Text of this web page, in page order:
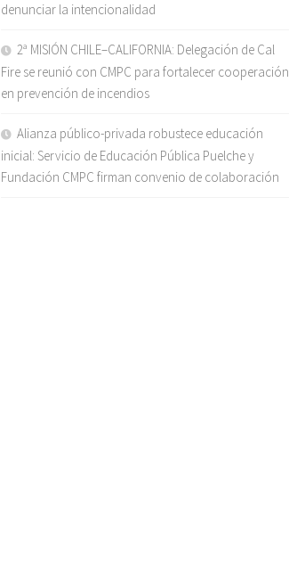
denunciar la intencionalidad
2ª MISIÓN CHILE–CALIFORNIA: Delegación de Cal
Fire se reunió con CMPC para fortalecer cooperación
en prevención de incendios
Alianza público-privada robustece educación
inicial: Servicio de Educación Pública Puelche y
Fundación CMPC firman convenio de colaboración